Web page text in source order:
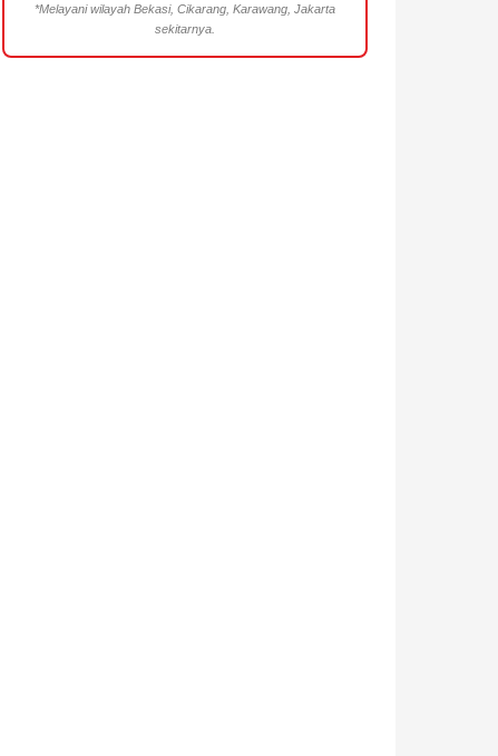
*Melayani wilayah Bekasi, Cikarang, Karawang, Jakarta
sekitarnya.